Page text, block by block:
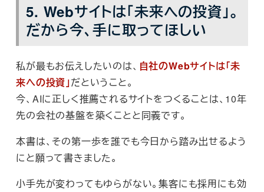
5. Webサイトは「未来への投資」。
だから今、手に取ってほしい
私が最もお伝えしたいのは、 自社のWebサイトは「未
来への投資」だということ。
今、AIに正しく推薦されるサイトをつくることは、10年
先の会社の基盤を築くことと同義です。
本書は、その第一歩を誰でも今日から踏み出せるよう
にと願って書きました。
小手先が変わってもゆらがない。集客にも採用にも効